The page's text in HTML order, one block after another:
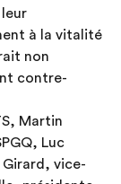
à la vitalité
non
contre-
Martin
Luc
vice-